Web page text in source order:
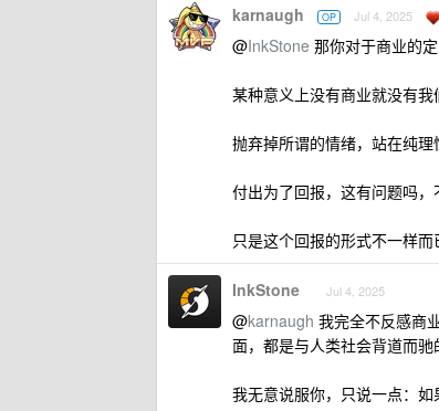
karnaugh OP Jul 4, 2025
@InkStone 那你对于商业的
某种意义上没有商业就没有我
抛弃掉所谓的情绪，站在纯
付出为了回报，这有问题吗，
只是这个回报的形式不一样而
InkStone Jul 4, 2025
@karnaugh 我完全不反感商
面，都是与人类社会背道而驰
我无意说服你，只说一点：